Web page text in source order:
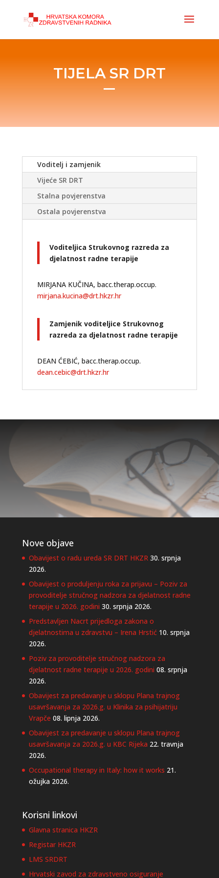
TIJELA SR DRT
Voditelj i zamjenik
Vijeće SR DRT
Stalna povjerenstva
Ostala povjerenstva
Voditeljica Strukovnog razreda za
djelatnost radne terapije
MIRJANA KUČINA, bacc.therap.occup.
mirjana.kucina@drt.hkzr.hr
Zamjenik voditeljice Strukovnog
razreda za djelatnost radne terapije
DEAN ĆEBIĆ, bacc.therap.occup.
dean.cebic@drt.hkzr.hr
Nove objave
Obavijest o radu ureda SR DRT HKZR 30. srpnja
2026.
Obavijest o produljenju roka za prijavu – Poziv za
provoditelje stručnog nadzora za djelatnost radne
terapije u 2026. godini 30. srpnja 2026.
Predstavljen Nacrt prijedloga zakona o
djelatnostima u zdravstvu – Irena Hrstić 10. srpnja
2026.
Poziv za provoditelje stručnog nadzora za
djelatnost radne terapije u 2026. godini 08. srpnja
2026.
Obavijest za predavanje u sklopu Plana trajnog
usavršavanja za 2026.g. u Klinika za psihijatriju
Vrapče 08. lipnja 2026.
Obavijest za predavanje u sklopu Plana trajnog
usavršavanja za 2026.g. u KBC Rijeka 22. travnja
2026.
Occupational therapy in Italy: how it works 21.
ožujka 2026.
Korisni linkovi
Glavna stranica HKZR
Registar HKZR
LMS SRDRT
Hrvatski zavod za zdravstveno osiguranje